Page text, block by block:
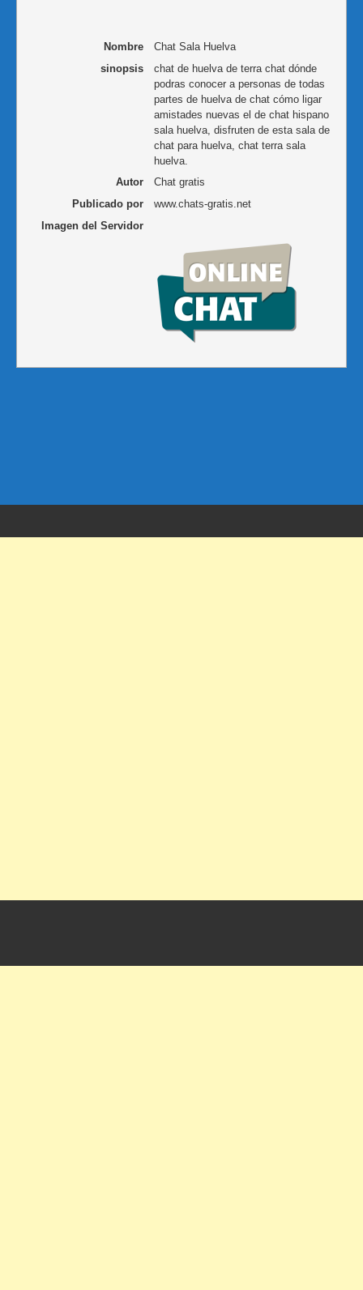
Nombre
Chat Sala Huelva
sinopsis
chat de huelva de terra chat dónde
podras conocer a personas de todas
partes de huelva de chat cómo ligar
amistades nuevas el de chat hispano
sala huelva, disfruten de esta sala de
chat para huelva, chat terra sala
huelva.
Autor
Chat gratis
Publicado por
www.chats-gratis.net
Imagen del Servidor